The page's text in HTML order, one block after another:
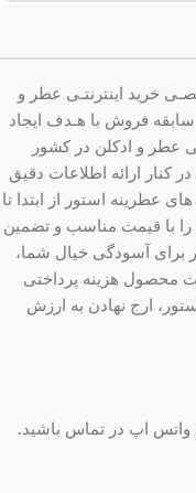
خرید اینترنتـی عطر و
بهداشتی با بیش از 20 سال سابقه فروش با هـدف ایجاد
عطر و ادکلن در کشور
کنار ارائه اطلاعات دقیق
عطرینه استور از ابتدا تا
با قیمت مناسب و تضمین
برای آسودگی خیال شما،
محصول هزینه پرداختی
ارج نهادن به ارزش
واتس اپ در تماس باشید.